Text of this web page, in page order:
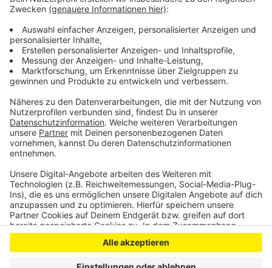
Anzeige
Seit bereits zwei Wochen liegen Schulunterricht und
Kinderbetreuung im ganzen Land auf Eis –
voraussichtlich gilt diese Regelung
bis mindestens nach den Osterferien.
Anzeige
Anzeige